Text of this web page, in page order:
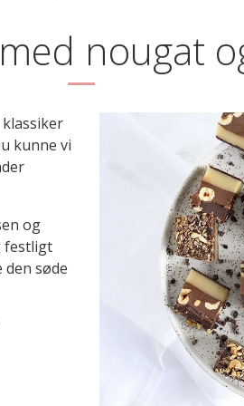
nougat
kunne vi
og
festligt
søde